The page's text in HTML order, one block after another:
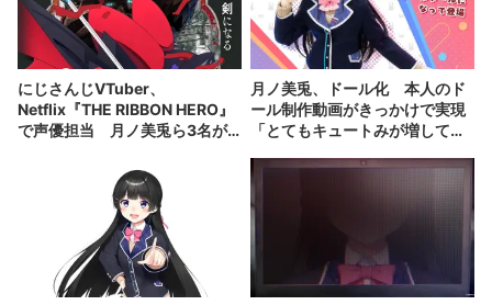
にじさんじVTuber、
Netflix『THE RIBBON HERO』
で声優担当 月ノ美兎ら3名が
月ノ美兎、ドール化 本人のド
ール制作動画がきっかけで実現
「とてもキュートみが増して